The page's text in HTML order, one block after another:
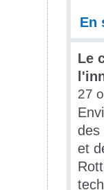
En
Le
27
des
et